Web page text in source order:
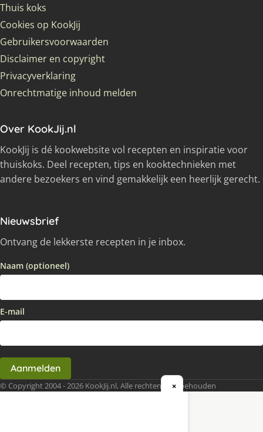
Thuis koks
Cookies op KookJij
Gebruikersvoorwaarden
Disclaimer en copyright
Privacyverklaring
Onrechtmatige inhoud melden
Over KookJij.nl
KookJij is dé kookwebsite vol recepten en inspiratie voor
thuiskoks. Deel recepten, tips en kooktechnieken met
andere bezoekers en vind gemakkelijk een heerlijk gerecht.
Nieuwsbrief
Ontvang de lekkerste recepten in je inbox.
Naam (optioneel)
E-mail
Aanmelden
© Copyright 2004 - 2026 KookJij.nl, Alle rechten voorbehouden
×